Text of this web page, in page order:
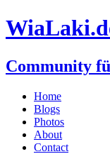
Community
Home
Blogs
Photos
About
Contact